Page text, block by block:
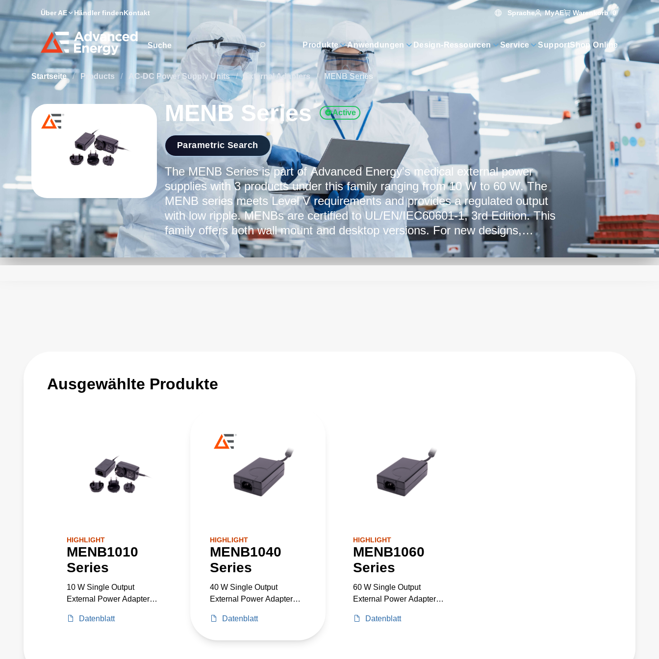
Über AE Händler findenKontakt Sprache MyAE Warenkorb 0
Site Search
Produkte Anwendungen Design-Ressourcen Service SupportShop Online
Startseite / Products / AC-DC Power Supply Units / External Adapters / MENB Series
MENB Series Active
Parametric Search
The MENB Series is part of Advanced Energy's medical external power
supplies with 3 products under this family ranging from 10 W to 60 W. The
MENB series meets Level V requirements and provides a regulated output
with low ripple. MENBs are certified to UL/EN/IEC60601-1, 3rd Edition. This
family offers both wall mount and desktop versions. For new designs,
please look at the ME series by SL Power.
Ausgewählte Produkte
HIGHLIGHT
MENB1010
Series
10 W Single Output
External Power Adapter
Datenblatt
HIGHLIGHT
MENB1040
Series
40 W Single Output
External Power Adapter
Datenblatt
HIGHLIGHT
MENB1060
Series
60 W Single Output
External Power Adapter
Datenblatt